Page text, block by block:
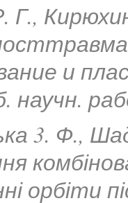
Г.,
и
научн.
3. Ф.,
орбіти